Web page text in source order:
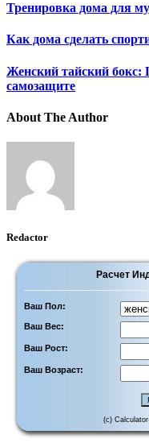
Тренировка дома для
Как дома сделать
Женский тайский бокс:
самозащите
About The Author
Redactor
Расчет
Ваш Пол:
Ваш Вес:
Ваш Рост:
Ваш Возраст:
(c)